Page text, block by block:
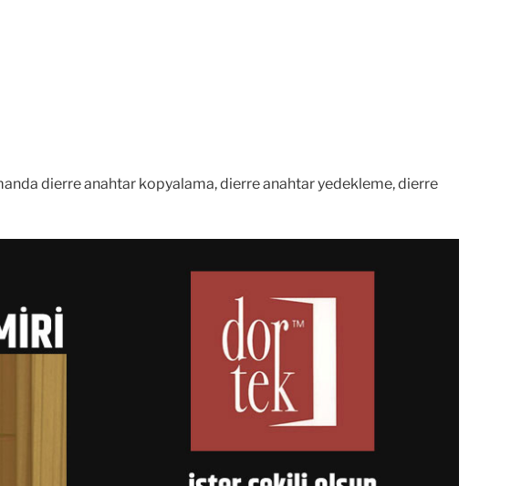
dierre anahtar kopyalama, dierre anahtar yedekleme, dierre